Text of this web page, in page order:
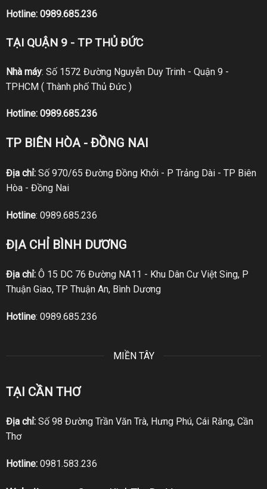
Hotline: 0989.685.236
TẠI QUẬN 9 - TP THỦ ĐỨC
Nhà máy: Số 1572 Đường Nguyễn Duy Trinh - Quận 9 -
TPHCM ( Thành phố Thủ Đức )
Hotline: 0989.685.236
TP BIÊN HÒA - ĐỒNG NAI
Địa chỉ:Số 970/65 Đường Đồng Khởi - P Trảng Dài - TP Biên
Hòa - Đồng Nai
Hotline: 0989.685.236
ĐỊA CHỈ BÌNH DƯƠNG
Địa chỉ:Ô 15 DC 76 Đường NA11 - Khu Dân Cư Việt Sing, P
Thuận Giao, TP Thuận An, Bình Dương
Hotline: 0989.685.236
MIỀN TÂY
TẠI CẦN THƠ
Địa chỉ:Số 98 Đường Trần Văn Trà, Hưng Phú, Cái Răng, Cần
Thơ
Hotline: 0981.583.236